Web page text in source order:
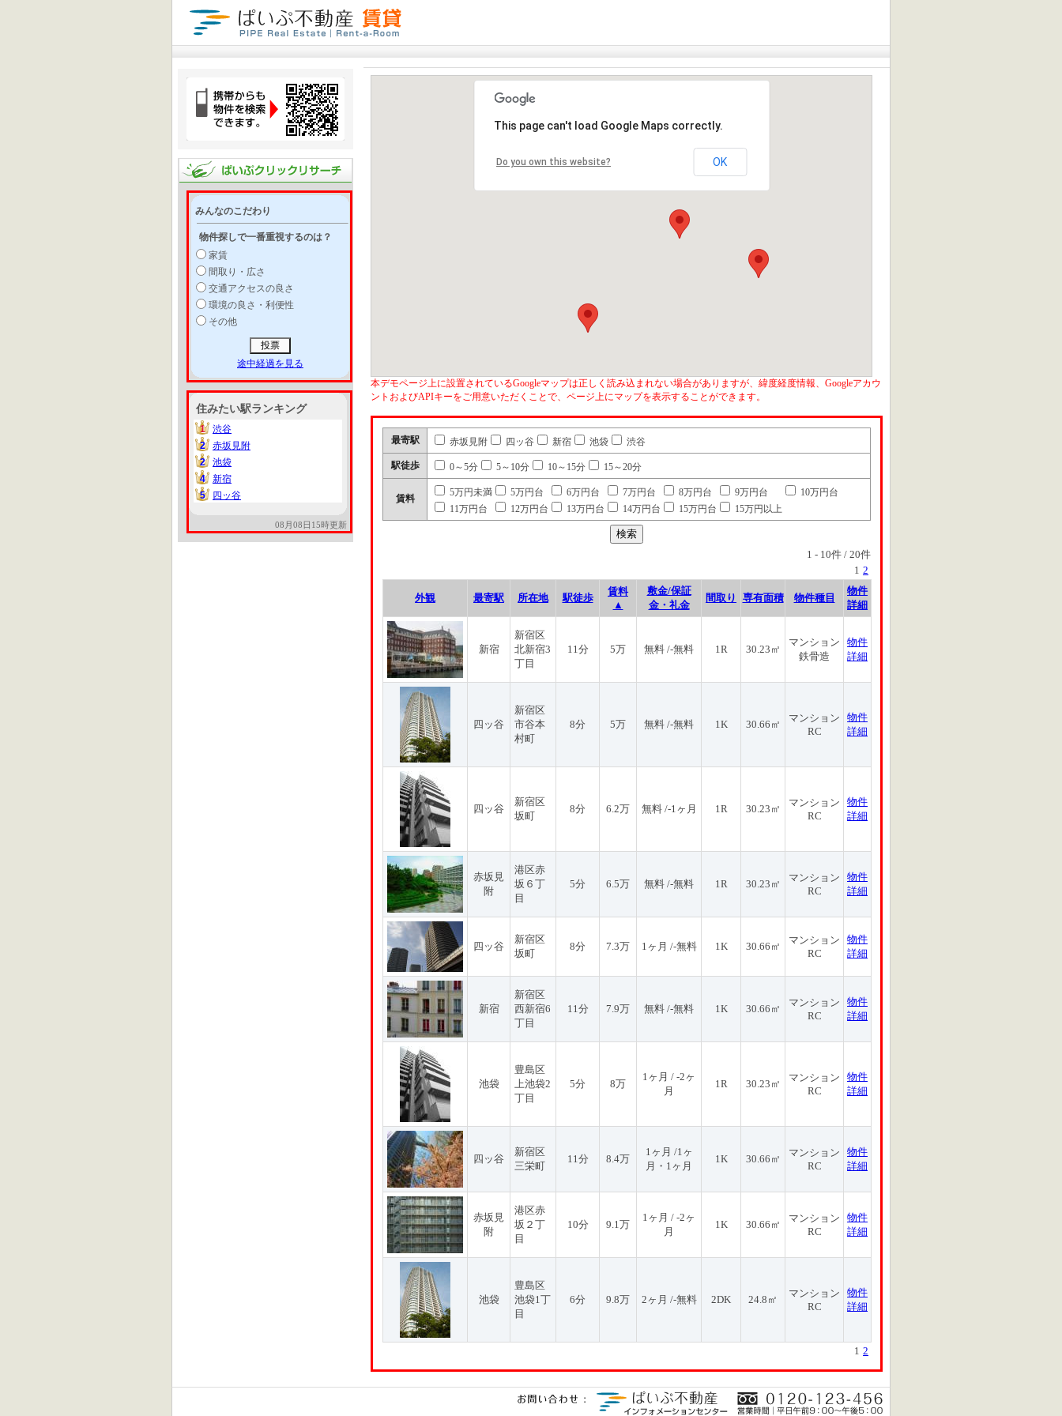
みんなのこだわり
物件探しで一番重視するのは？
家賃
間取り・広さ
交通アクセスの良さ
環境の良さ・利便性
その他
途中経過を見る
住みたい駅ランキング
1
1
渋谷
2
2
赤坂見附
2
2
池袋
4
4
新宿
5
5 四ッ谷
08月08日15時更新
This page can't load Google Maps correctly.
Do you own this website? OK
本デモページ上に設置されているGoogleマップは正しく読み込まれない場合がありますが、緯度経度情報、Googleアカウ
ントおよびAPIキーをご用意いただくことで、ページ上にマップを表示することができます。
最寄駅 赤坂見附 四ッ谷 新宿 池袋 渋谷
駅徒歩 0～5分 5～10分 10～15分 15～20分
賃料
5万円未満 5万円台 6万円台 7万円台 8万円台 9万円台
10万円台
11万円台
12万円台 13万円台 14万円台 15万円台 15万円以上
1 - 10件 / 20件
1 2
外観 最寄駅 所在地 駅徒歩
賃料
▲
敷金/保証
金・礼金
間取り 専有面積 物件種目
物件
詳細
新宿
新宿区
北新宿3
丁目
11分 5万 無料 /-無料 1R 30.23㎡
マンション
鉄骨造
物件
詳細
四ッ谷
新宿区
市谷本
村町
8分 5万 無料 /-無料 1K 30.66㎡
マンション
RC
物件
詳細
四ッ谷
新宿区
坂町
8分 6.2万 無料 /-1ヶ月 1R 30.23㎡
マンション
RC
物件
詳細
赤坂見
附
港区赤
坂６丁
目
5分 6.5万 無料 /-無料 1R 30.23㎡
マンション
RC
物件
詳細
四ッ谷
新宿区
坂町
8分 7.3万 1ヶ月 /-無料 1K 30.66㎡
マンション
RC
物件
詳細
新宿
新宿区
西新宿6
丁目
11分 7.9万 無料 /-無料 1K 30.66㎡
マンション
RC
物件
詳細
池袋
豊島区
上池袋2
丁目
5分 8万
1ヶ月 / -2ヶ
月
1R 30.23㎡
マンション
RC
物件
詳細
四ッ谷
新宿区
三栄町
11分 8.4万
1ヶ月 /1ヶ
月・1ヶ月
1K 30.66㎡
マンション
RC
物件
詳細
赤坂見
附
港区赤
坂２丁
目
10分 9.1万
1ヶ月 / -2ヶ
月
1K 30.66㎡
マンション
RC
物件
詳細
池袋
豊島区
池袋1丁
目
6分 9.8万 2ヶ月 /-無料 2DK 24.8㎡
マンション
RC
物件
詳細
1 2